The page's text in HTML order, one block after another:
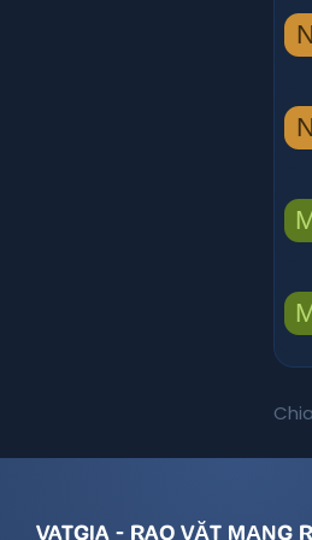
N
N
VATGIA - RAO VẶT MẠNG